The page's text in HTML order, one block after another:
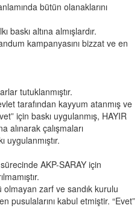
bütün olanaklarını
altına almışlardır.
kampanyasını bizzat ve en
tutuklanmıştır.
tarafından kayyum atanmış ve
için baskı uygulanmış, HAYIR
alınarak çalışmaları
AKP-SARAY için
olmayan zarf ve sandık kurulu
pusulalarını kabul etmiştir. “Evet”